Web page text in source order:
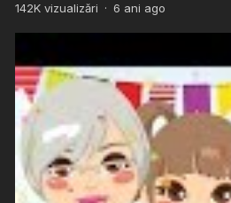
142Kvizualizări · 6 ani ago